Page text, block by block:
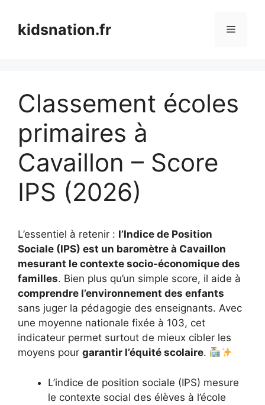
contenukidsnation.fr Menu
Classement écoles
primaires à
Cavaillon – Score
IPS (2026)
L’essentiel à retenir : l’Indice de Position
Sociale (IPS) est un baromètre à Cavaillon
mesurant le contexte socio-économique des
familles. Bien plus qu’un simple score, il aide à
comprendre l’environnement des enfants
sans juger la pédagogie des enseignants. Avec
une moyenne nationale fixée à 103, cet
indicateur permet surtout de mieux cibler les
moyens pour garantir l’équité scolaire.
L’indice de position sociale (IPS) mesure
le contexte social des élèves à l’école